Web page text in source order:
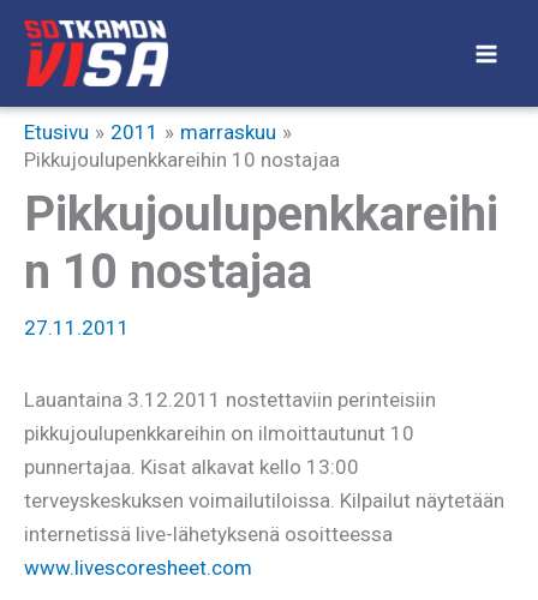
Siirry
sisältöön
Etusivu 2011
marraskuu
Pikkujoulupenkkareihin 10 nostajaa
Pikkujoulupenkkareihi
n 10 nostajaa
27.11.2011
Lauantaina 3.12.2011 nostettaviin perinteisiin
pikkujoulupenkkareihin on ilmoittautunut 10
punnertajaa. Kisat alkavat kello 13:00
terveyskeskuksen voimailutiloissa. Kilpailut näytetään
internetissä live-lähetyksenä osoitteessa
www.livescoresheet.com